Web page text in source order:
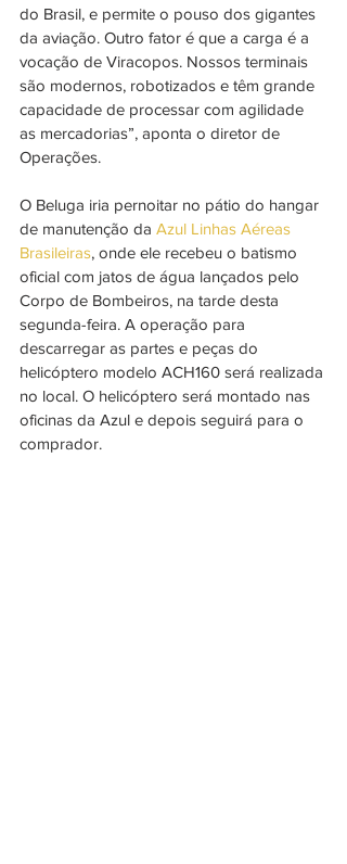
do Brasil, e permite o pouso dos gigantes
da aviação. Outro fator é que a carga é a
vocação de Viracopos. Nossos terminais
são modernos, robotizados e têm grande
capacidade de processar com agilidade
as mercadorias”, aponta o diretor de
Operações.
O Beluga iria pernoitar no pátio do hangar
de manutenção da Azul Linhas Aéreas
Brasileiras, onde ele recebeu o batismo
oficial com jatos de água lançados pelo
Corpo de Bombeiros, na tarde desta
segunda-feira. A operação para
descarregar as partes e peças do
helicóptero modelo ACH160 será realizada
no local. O helicóptero será montado nas
oficinas da Azul e depois seguirá para o
comprador.